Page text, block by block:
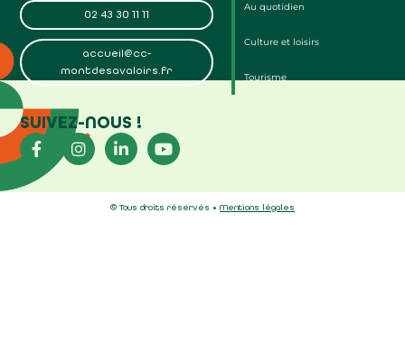
02 43 30 11 11
accueil@cc-
montdesavaloirs.fr
Au quotidien
Culture et loisirs
Tourisme
SUIVEZ-NOUS !
© Tous droits réservés • Mentions légales